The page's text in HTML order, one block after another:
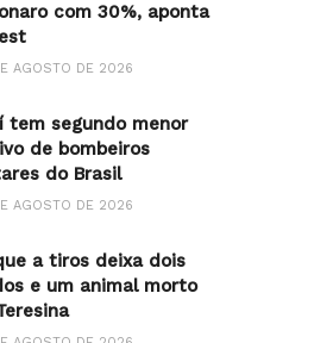
com 30%, aponta
AGOSTO DE 2026
tem segundo menor
de bombeiros
do Brasil
AGOSTO DE 2026
a tiros deixa dois
e um animal morto